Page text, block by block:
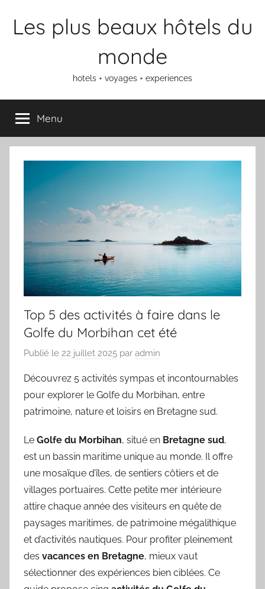
Les plus beaux hôtels du
monde
hotels + voyages + experiences
Menu
Top 5 des activités à faire dans le
Golfe du Morbihan cet été
Publié le 22 juillet 2025 par admin
Découvrez 5 activités sympas et incontournables
pour explorer le Golfe du Morbihan, entre
patrimoine, nature et loisirs en Bretagne sud.
Le Golfe du Morbihan, situé en Bretagne sud,
est un bassin maritime unique au monde. Il offre
une mosaïque d’îles, de sentiers côtiers et de
villages portuaires. Cette petite mer intérieure
attire chaque année des visiteurs en quête de
paysages maritimes, de patrimoine mégalithique
et d’activités nautiques. Pour profiter pleinement
des vacances en Bretagne, mieux vaut
sélectionner des expériences bien ciblées. Ce